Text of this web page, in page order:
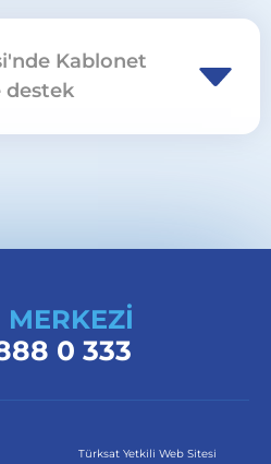
Kablonet
destek
MERKEZİ
0 333
Türksat Yetkili Web Sitesi